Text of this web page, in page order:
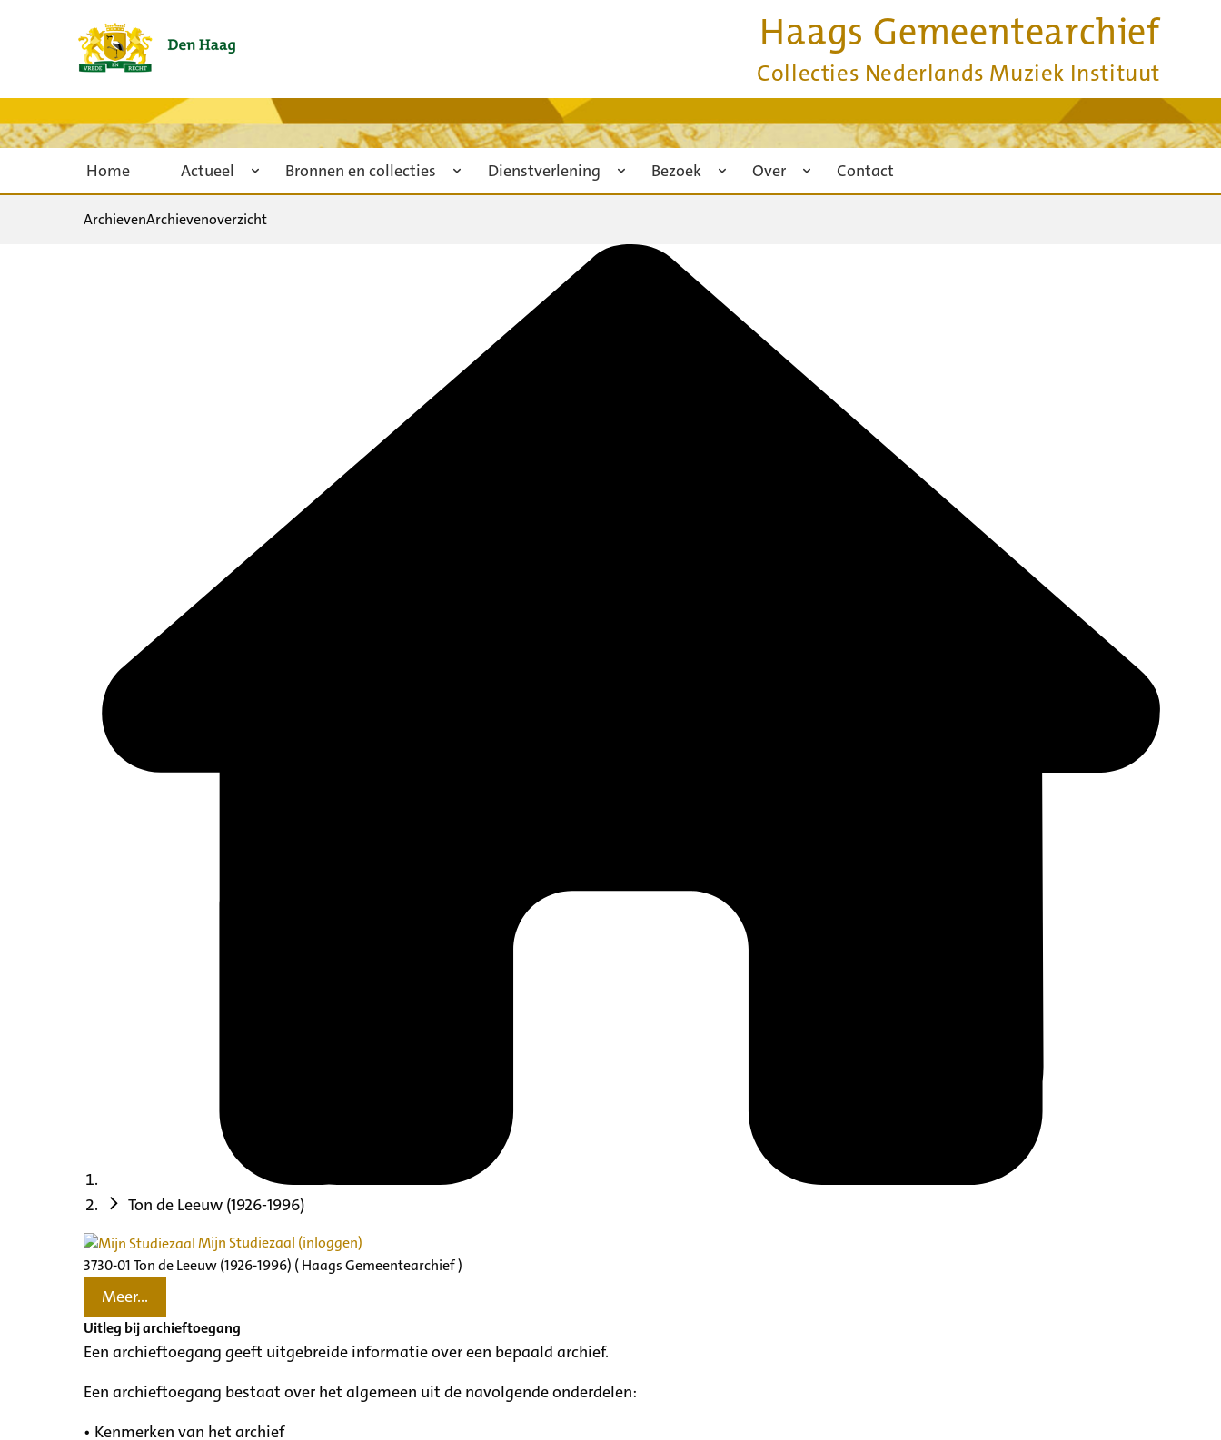
Haags Gemeentearchief
Collecties Nederlands Muziek Instituut
Home Actueel Bronnen en collecties Dienstverlening Bezoek Over Contact
ArchievenArchievenoverzicht
Ton de Leeuw (1926-1996)
Mijn Studiezaal (inloggen)
3730-01 Ton de Leeuw (1926-1996) ( Haags Gemeentearchief )
Meer...
Uitleg bij archieftoegang
Een archieftoegang geeft uitgebreide informatie over een bepaald archief.
Een archieftoegang bestaat over het algemeen uit de navolgende onderdelen:
• Kenmerken van het archief